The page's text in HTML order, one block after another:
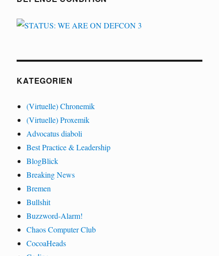
KATEGORIEN
(Virtuelle) Chronemik
(Virtuelle) Proxemik
Advocatus diaboli
Best Practice & Leadership
BlogBlick
Breaking News
Bremen
Bullshit
Buzzword-Alarm!
Chaos Computer Club
CocoaHeads